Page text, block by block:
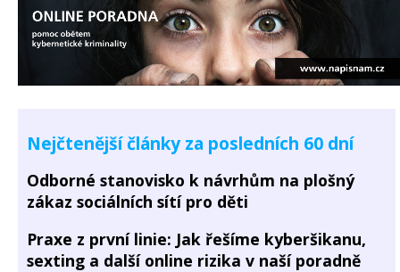
Nejčtenější články za posledních 60 dní
Odborné stanovisko k návrhům na plošný
zákaz sociálních sítí pro děti
Praxe z první linie: Jak řešíme kyberšikanu,
sexting a další online rizika v naší poradně